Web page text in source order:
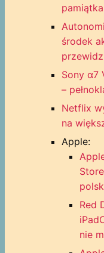
środek
Sony α7
–
Netflix
na
Apple:
Red
nie